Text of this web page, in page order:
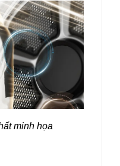
minh họa